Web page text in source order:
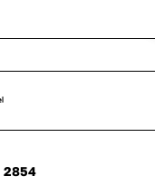
2854